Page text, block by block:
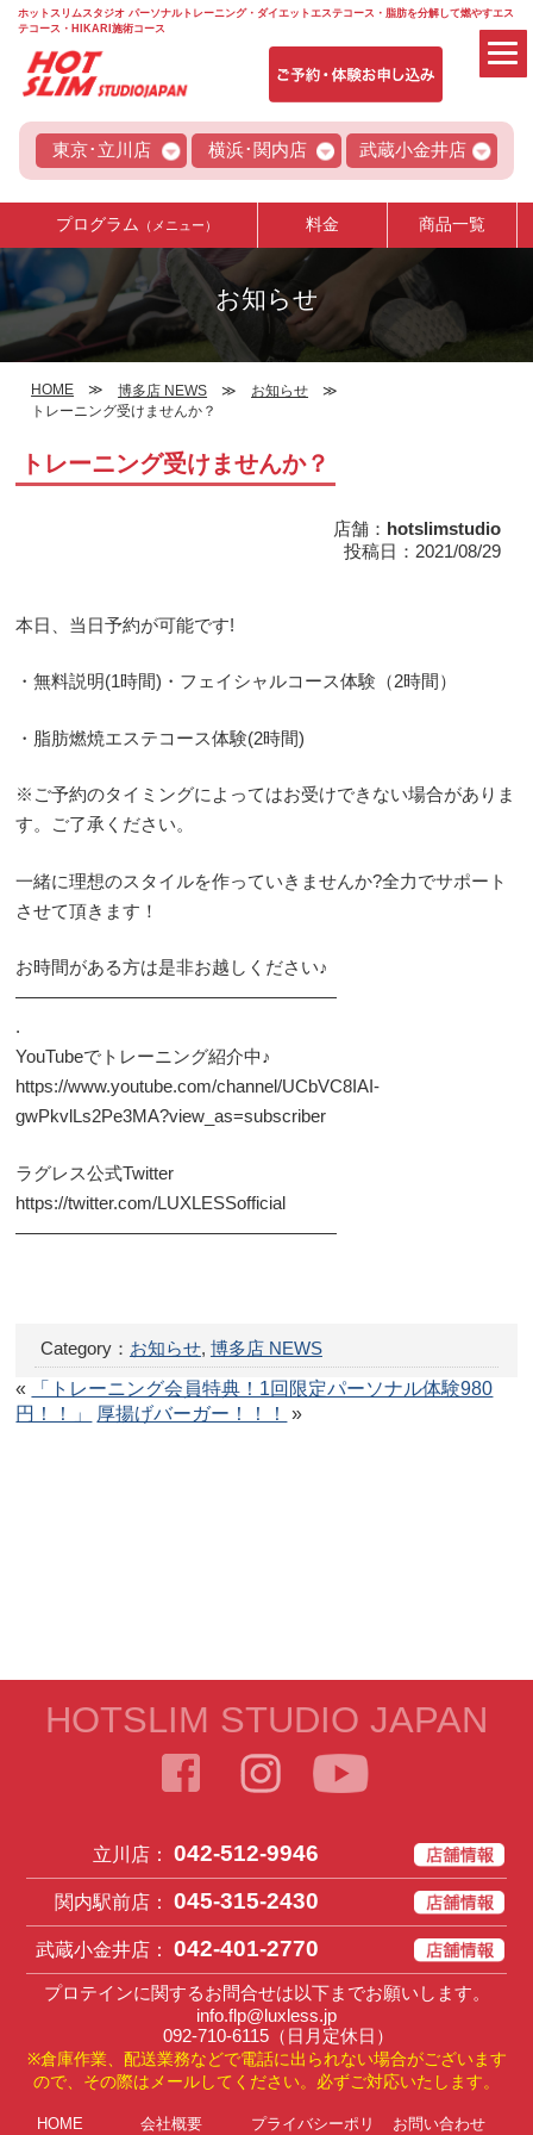
ホットスリムスタジオ パーソナルトレーニング・ダイエットエステコース・脂肪を分解して燃やすエス
テコース・HIKARI施術コース
東京･立川店 横浜･関内店 武蔵小金井店
プログラム （メニュー） 料金 商品一覧
お知らせ
HOME 博多店 NEWS
お知らせ
トレーニング受けませんか？
トレーニング受けませんか？
店舗： hotslimstudio
投稿日：2021/08/29
本日、当日予約が可能です!
・無料説明(1時間)・フェイシャルコース体験（2時間）
・脂肪燃焼エステコース体験(2時間)
※ご予約のタイミングによってはお受けできない場合がありま
す。ご了承ください。
一緒に理想のスタイルを作っていきませんか?全力でサポート
させて頂きます！
お時間がある方は是非お越しください♪
——————————————————
.
YouTubeでトレーニング紹介中♪
https://www.youtube.com/channel/UCbVC8IAI-
gwPkvlLs2Pe3MA?view_as=subscriber
ラグレス公式Twitter
https://twitter.com/LUXLESSofficial
——————————————————
Category： お知らせ, 博多店 NEWS
«
「トレーニング会員特典！1回限定パーソナル体験980
円！！」
厚揚げバーガー！！！ »
HOTSLIM STUDIO JAPAN
立川店： 042-512-9946
関内駅前店： 045-315-2430
武蔵小金井店： 042-401-2770
プロテインに関するお問合せは以下までお願いします。
info.flp@luxless.jp
092-710-6115（日月定休日）
※倉庫作業、配送業務などで電話に出られない場合がございます
ので、その際はメールしてください。必ずご対応いたします。
HOME 会社概要 プライバシーポリ お問い合わせ